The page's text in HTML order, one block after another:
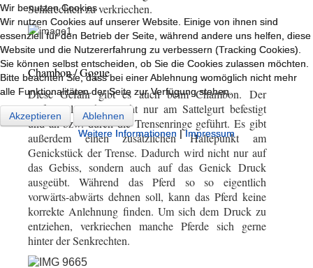
Senkrechten zu verkriechen.
Chambon / Gogue
Diese Gefahr gibt es auch beim Chambon. Der
Hilfszügel ist hier nicht nur am Sattelgurt befestigt
und an bzw. durch die Trensenringe geführt. Es gibt
außerdem einen zusätzlichen Haltepunkt am
Genickstück der Trense. Dadurch wird nicht nur auf
das Gebiss, sondern auch auf das Genick Druck
ausgeübt. Während das Pferd so so eigentlich
vorwärts-abwärts dehnen soll, kann das Pferd keine
korrekte Anlehnung finden. Um sich dem Druck zu
entziehen, verkriechen manche Pferde sich gerne
hinter der Senkrechten.
Wir benutzen Cookies
Wir nutzen Cookies auf unserer Website. Einige von ihnen sind
essenziell für den Betrieb der Seite, während andere uns helfen, diese
Website und die Nutzererfahrung zu verbessern (Tracking Cookies).
Sie können selbst entscheiden, ob Sie die Cookies zulassen möchten.
Bitte beachten Sie, dass bei einer Ablehnung womöglich nicht mehr
alle Funktionalitäten der Seite zur Verfügung stehen.
Akzeptieren
Ablehnen
Weitere Informationen |Impressum
Wir benutzen Cookies
Wir nutzen Cookies auf unserer Website. Einige von ihnen sind
essenziell für den Betrieb der Seite, während andere uns helfen, diese
Website und die Nutzererfahrung zu verbessern (Tracking Cookies).
Sie können selbst entscheiden, ob Sie die Cookies zulassen möchten.
Bitte beachten Sie, dass bei einer Ablehnung womöglich nicht mehr
alle Funktionalitäten der Seite zur Verfügung stehen.
Akzeptieren
Ablehnen
Weitere Informationen |Impressum